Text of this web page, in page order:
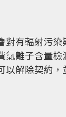
有輻射污
離子含量
解除契約